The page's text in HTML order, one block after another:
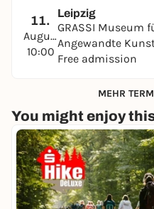
11.
August
10:00
Leipzig
GRASSI Museum
Angewandte
Free admission
MEHR
You might enjoy